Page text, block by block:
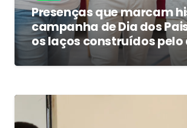
Presenças que marcam
campanha de Dia dos
os laços construídos pelo